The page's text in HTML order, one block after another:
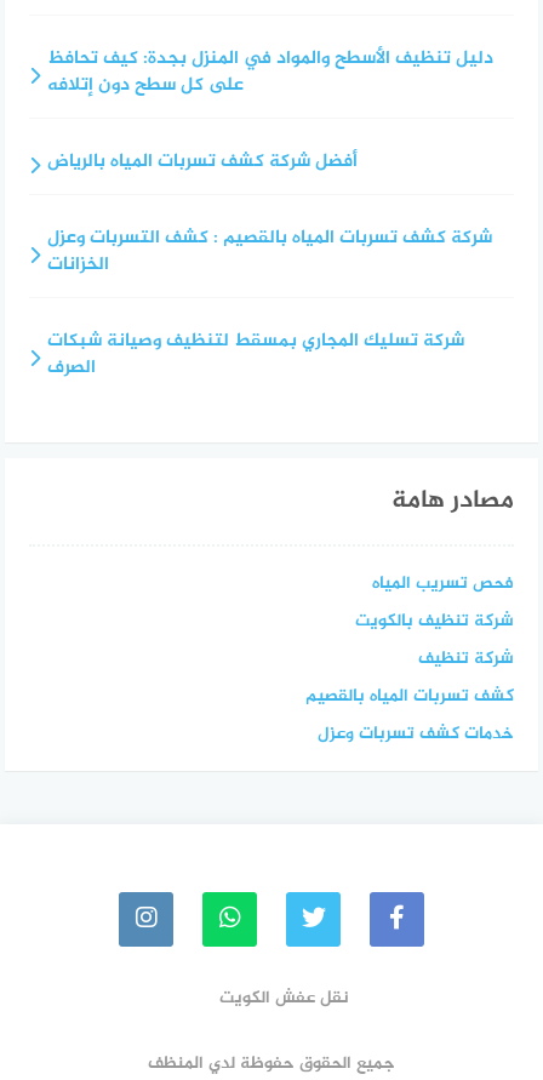
دليل تنظيف الأسطح والمواد في المنزل بجدة: كيف تحافظ
على كل سطح دون إتلافه
أفضل شركة كشف تسربات المياه بالرياض
شركة كشف تسربات المياه بالقصيم : كشف التسربات وعزل
الخزانات
شركة تسليك المجاري بمسقط لتنظيف وصيانة شبكات
الصرف
مصادر هامة
فحص تسريب المياه
شركة تنظيف بالكويت
شركة تنظيف
كشف تسربات المياه بالقصيم
خدمات كشف تسربات وعزل
نقل عفش الكويت
جميع الحقوق حفوظة لدي المنظف